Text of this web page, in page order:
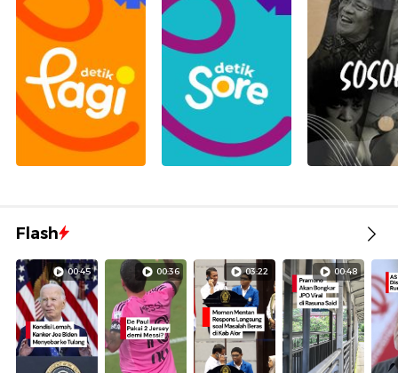
Flash
00:45 00:36 03:22 00:48